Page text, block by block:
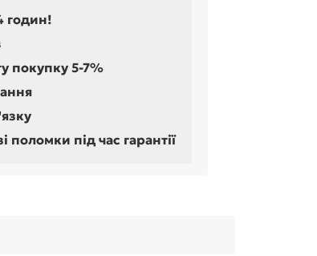
годин!
покупку 5-7%
під час гарантії